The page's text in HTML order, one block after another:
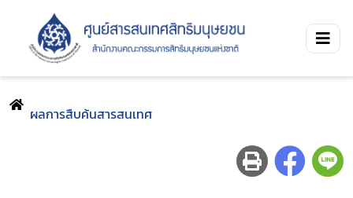
ผลการสืบค้นสารสนเทศ